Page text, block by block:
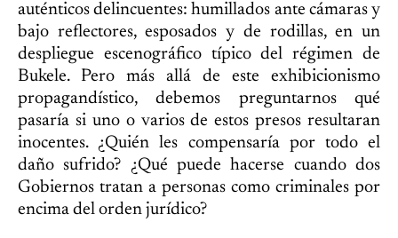
auténticos delincuentes: humillados ante cámaras y
bajo reflectores, esposados y de rodillas, en un
despliegue escenográfico típico del régimen de
Bukele. Pero más allá de este exhibicionismo
propagandístico, debemos preguntarnos qué
pasaría si uno o varios de estos presos resultaran
inocentes. ¿Quién les compensaría por todo el
daño sufrido? ¿Qué puede hacerse cuando dos
Gobiernos tratan a personas como criminales por
encima del orden jurídico?